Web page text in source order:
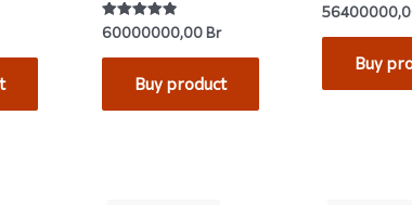
Rated
4.93
out of 5
60000000,00Br
Buy product
Rated
0
out
Buy